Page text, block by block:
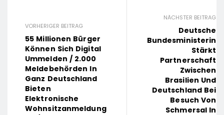
VORHERIGER BEITRAG
55 Millionen Bürger
Können Sich Digital
Ummelden / 2.000
Meldebehörden In
Ganz Deutschland
Bieten
Elektronische
Wohnsitzanmeldung
NÄCHSTER BEITRAG
Deutsche
Bundesministerin
Stärkt
Partnerschaft
Zwischen
Brasilien Und
Deutschland Bei
Besuch Von
Schmersal In